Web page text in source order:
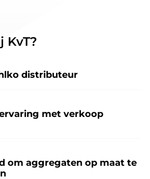
KvT?
distributeur
met verkoop
om aggregaten op maat te